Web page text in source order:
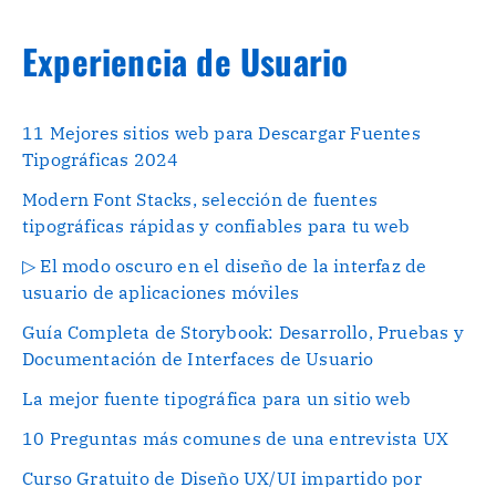
Experiencia de Usuario
11 Mejores sitios web para Descargar Fuentes
Tipográficas 2024
Modern Font Stacks, selección de fuentes
tipográficas rápidas y confiables para tu web
▷ El modo oscuro en el diseño de la interfaz de
usuario de aplicaciones móviles
Guía Completa de Storybook: Desarrollo, Pruebas y
Documentación de Interfaces de Usuario
La mejor fuente tipográfica para un sitio web
10 Preguntas más comunes de una entrevista UX
Curso Gratuito de Diseño UX/UI impartido por